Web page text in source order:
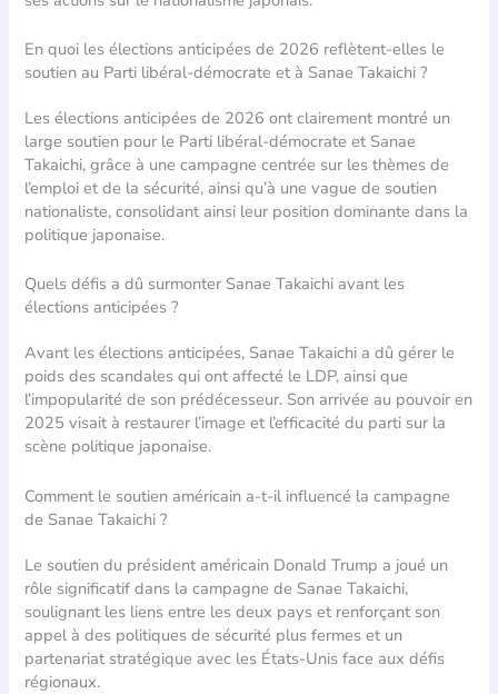
En quoi les élections anticipées de 2026 reflètent-elles le
soutien au Parti libéral-démocrate et à Sanae Takaichi ?
Les élections anticipées de 2026 ont clairement montré un
large soutien pour le Parti libéral-démocrate et Sanae
Takaichi, grâce à une campagne centrée sur les thèmes de
l’emploi et de la sécurité, ainsi qu’à une vague de soutien
nationaliste, consolidant ainsi leur position dominante dans la
politique japonaise.
Quels défis a dû surmonter Sanae Takaichi avant les
élections anticipées ?
Avant les élections anticipées, Sanae Takaichi a dû gérer le
poids des scandales qui ont affecté le LDP, ainsi que
l’impopularité de son prédécesseur. Son arrivée au pouvoir en
2025 visait à restaurer l’image et l’efficacité du parti sur la
scène politique japonaise.
Comment le soutien américain a-t-il influencé la campagne
de Sanae Takaichi ?
Le soutien du président américain Donald Trump a joué un
rôle significatif dans la campagne de Sanae Takaichi,
soulignant les liens entre les deux pays et renforçant son
appel à des politiques de sécurité plus fermes et un
partenariat stratégique avec les États-Unis face aux défis
régionaux.